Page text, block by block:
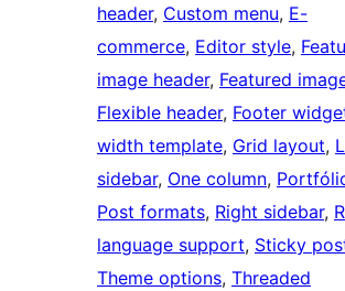
header, Custom menu, E-
commerce, Editor style,
image header, Featured
Flexible header, Footer
width template, Grid layout,
sidebar, One column,
Post formats, Right sidebar,
language support, Sticky
Theme options, Threaded